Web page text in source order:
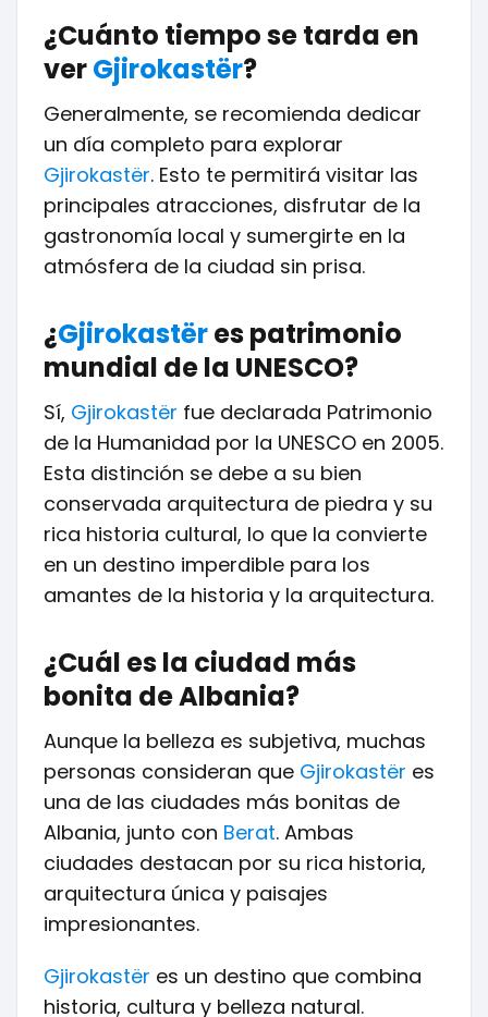
¿Cuánto tiempo se tarda en
verGjirokastër?
Generalmente, se recomienda dedicar
un día completo para explorar
Gjirokastër. Esto te permitirá visitar las
principales atracciones, disfrutar de la
gastronomía local y sumergirte en la
atmósfera de la ciudad sin prisa.
¿Gjirokastëres patrimonio
mundial de la UNESCO?
Sí, Gjirokastër fue declarada Patrimonio
de la Humanidad por la UNESCO en 2005.
Esta distinción se debe a su bien
conservada arquitectura de piedra y su
rica historia cultural, lo que la convierte
en un destino imperdible para los
amantes de la historia y la arquitectura.
¿Cuál es la ciudad más
bonita de Albania?
Aunque la belleza es subjetiva, muchas
personas consideran que Gjirokastër es
una de las ciudades más bonitas de
Albania, junto con Berat. Ambas
ciudades destacan por su rica historia,
arquitectura única y paisajes
impresionantes.
Gjirokastër es un destino que combina
historia, cultura y belleza natural.